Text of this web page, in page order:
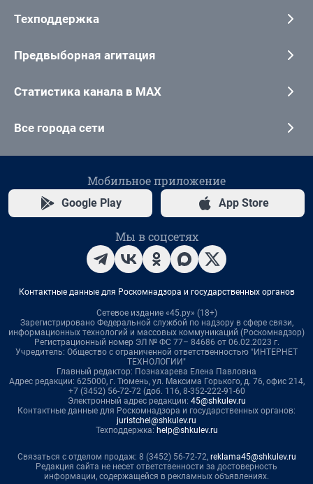
Техподдержка
Предвыборная агитация
Статистика канала в MAX
Все города сети
Мобильное приложение
Google Play App Store
Мы в соцсетях
Контактные данные для Роскомнадзора и государственных органов
Сетевое издание «45.ру» (18+)
Зарегистрировано Федеральной службой по надзору в сфере связи,
информационных технологий и массовых коммуникаций (Роскомнадзор)
Регистрационный номер ЭЛ № ФС 77– 84686 от 06.02.2023 г.
Учредитель: Общество с ограниченной ответственностью "ИНТЕРНЕТ
ТЕХНОЛОГИИ"
Главный редактор: Познахарева Елена Павловна
Адрес редакции: 625000, г. Тюмень, ул. Максима Горького, д. 76, офис 214,
+7 (3452) 56-72-72 (доб. 116, 8-352-222-91-60
Электронный адрес редакции: 45@shkulev.ru
Контактные данные для Роскомнадзора и государственных органов:
juristchel@shkulev.ru
Техподдержка: help@shkulev.ru
Связаться с отделом продаж: 8 (3452) 56-72-72, reklama45@shkulev.ru
Редакция сайта не несет ответственности за достоверность
информации, содержащейся в рекламных объявлениях.